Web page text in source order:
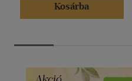
Kosárba